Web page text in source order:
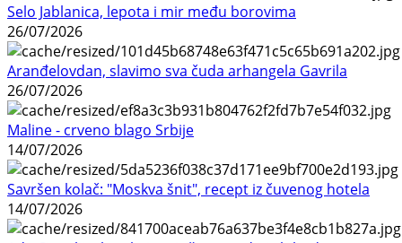
Selo Jablanica, lepota i mir među borovima
26/07/2026
Aranđelovdan, slavimo sva čuda arhangela Gavrila
26/07/2026
Maline - crveno blago Srbije
14/07/2026
Savršen kolač: "Moskva šnit", recept iz čuvenog hotela
14/07/2026